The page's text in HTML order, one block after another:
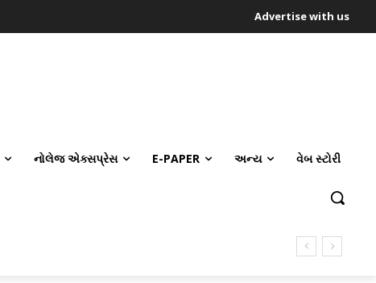
Advertise with us
નોલેજ એક્સપ્રેસ E-PAPER અન્ય વેબ સ્ટોરી